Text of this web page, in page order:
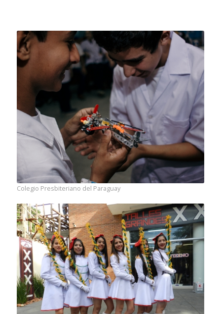
Colegio Presbiteriano del Paraguay